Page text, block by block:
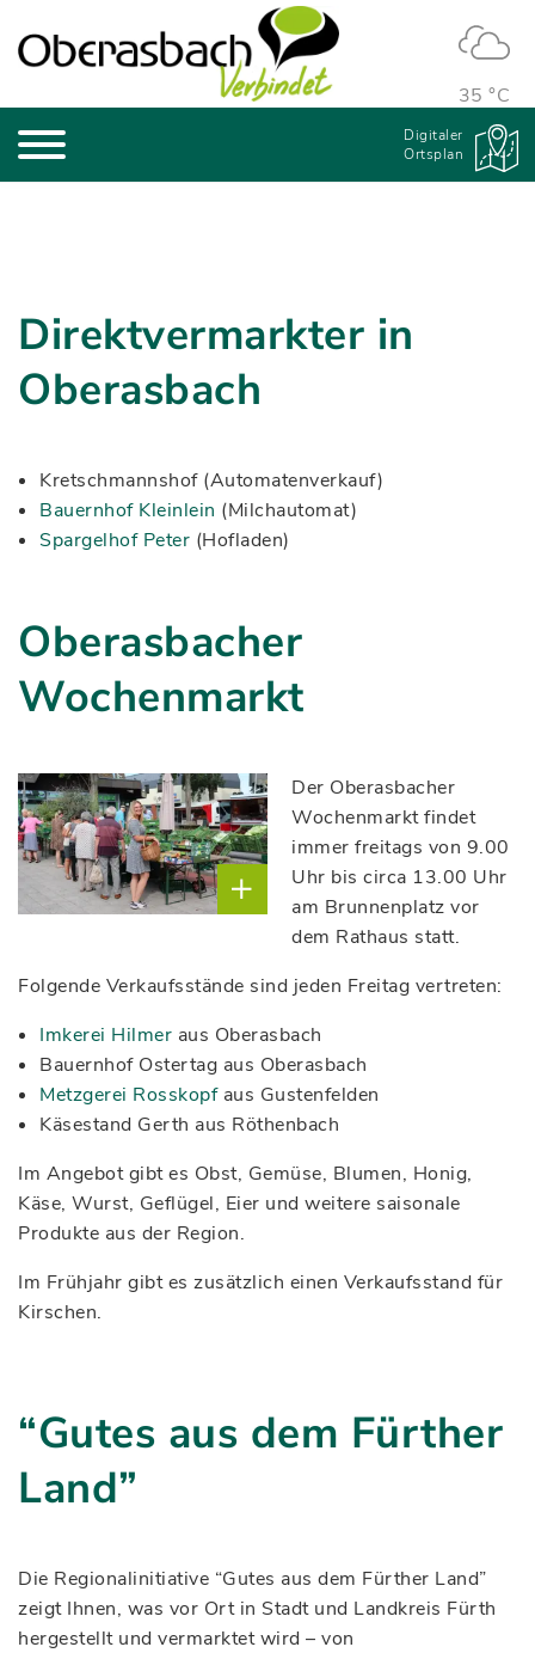
35 °C
Digitaler
Ortsplan
Direktvermarkter in
Oberasbach
Kretschmannshof (Automatenverkauf)
Bauernhof Kleinlein (Milchautomat)
Spargelhof Peter (Hofladen)
Oberasbacher
Wochenmarkt
Oberasbach
Der Oberasbacher
Wochenmarkt findet
immer freitags von 9.00
Uhr bis circa 13.00 Uhr
am Brunnenplatz vor
dem Rathaus statt.
Folgende Verkaufsstände sind jeden Freitag vertreten:
Imkerei Hilmer aus Oberasbach
Bauernhof Ostertag aus Oberasbach
Metzgerei Rosskopfaus Gustenfelden
Käsestand Gerth aus Röthenbach
Im Angebot gibt es Obst, Gemüse, Blumen, Honig,
Käse, Wurst, Geflügel, Eier und weitere saisonale
Produkte aus der Region.
Im Frühjahr gibt es zusätzlich einen Verkaufsstand für
Kirschen.
“Gutes aus dem Fürther
Land”
Die Regionalinitiative “Gutes aus dem Fürther Land”
zeigt Ihnen, was vor Ort in Stadt und Landkreis Fürth
hergestellt und vermarktet wird – von